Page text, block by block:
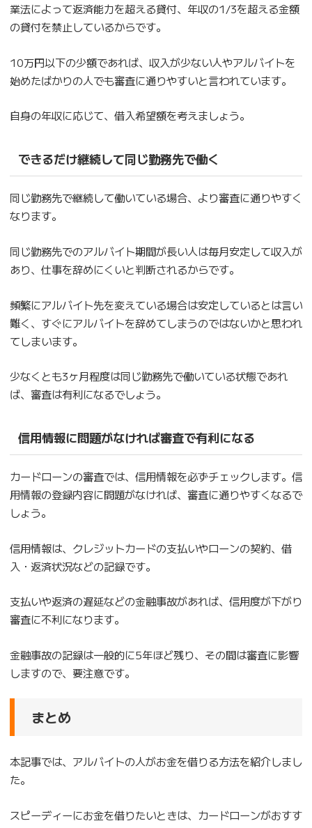
業法によって返済能力を超える貸付、年収の1/3を超える金額
の貸付を禁止しているからです。
10万円以下の少額であれば、収入が少ない人やアルバイトを
始めたばかりの人でも審査に通りやすいと言われています。
自身の年収に応じて、借入希望額を考えましょう。
できるだけ継続して同じ勤務先で働く
同じ勤務先で継続して働いている場合、より審査に通りやすく
なります。
同じ勤務先でのアルバイト期間が長い人は毎月安定して収入が
あり、仕事を辞めにくいと判断されるからです。
頻繁にアルバイト先を変えている場合は安定しているとは言い
難く、すぐにアルバイトを辞めてしまうのではないかと思われ
てしまいます。
少なくとも3ヶ月程度は同じ勤務先で働いている状態であれ
ば、審査は有利になるでしょう。
信用情報に問題がなければ審査で有利になる
カードローンの審査では、信用情報を必ずチェックします。信
用情報の登録内容に問題がなければ、審査に通りやすくなるで
しょう。
信用情報は、クレジットカードの支払いやローンの契約、借
入・返済状況などの記録です。
支払いや返済の遅延などの金融事故があれば、信用度が下がり
審査に不利になります。
金融事故の記録は一般的に5年ほど残り、その間は審査に影響
しますので、要注意です。
まとめ
本記事では、アルバイトの人がお金を借りる方法を紹介しまし
た。
スピーディーにお金を借りたいときは、カードローンがおすす